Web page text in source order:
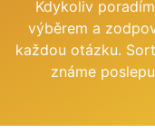
Kdykoliv
výběrem a
každou otázku.
známe